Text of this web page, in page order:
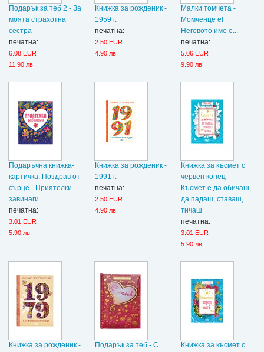
Подарък за теб 2 - За
моята страхотна
сестра
печатна:
6.08 EUR
11.90 лв.
Книжка за рожденик -
1959 г.
печатна:
2.50 EUR
4.90 лв.
Малки томчета -
Момченце е!
Неговото име е...
печатна:
5.06 EUR
9.90 лв.
Подаръчна книжка-
картичка: Поздрав от
сърце - Приятелки
завинаги
печатна:
3.01 EUR
5.90 лв.
Книжка за рожденик -
1991 г.
печатна:
2.50 EUR
4.90 лв.
Книжка за късмет с
червен конец -
Късмет е да обичаш,
да падаш, ставаш,
тичаш
печатна:
3.01 EUR
5.90 лв.
Книжка за рожденик -
Подарък за теб - С
Книжка за късмет с